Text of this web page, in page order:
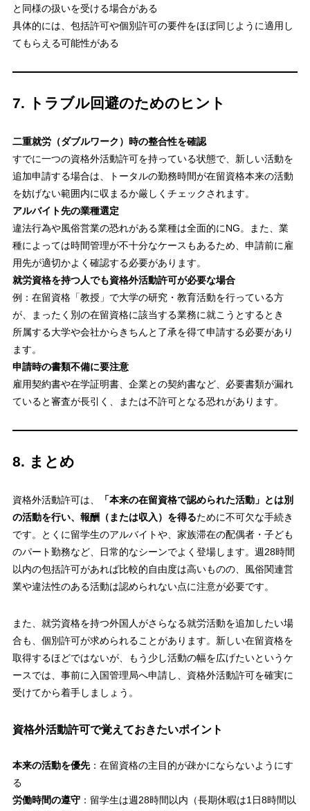
と同様の扱いを受ける場合がある
具体的には、包括許可や個別許可の要件をほぼ同じように適用し
てもらえる可能性がある
7. トラブル回避のためのヒント
二重就労（ダブルワーク）時の整合性を確認
すでに一つの資格外活動許可を持っている状態で、新しい活動を
追加申請する場合は、トータルの勤務時間が在留資格本来の活動
を妨げない範囲内に収まるか厳しくチェックされます。
アルバイト先の業種選定
違法行為や風俗営業の恐れがある業種は全面的にNG。また、業
種によっては時間管理が不十分なケースもあるため、申請前に雇
用先が適切かよく確認する必要があります。
就労資格を持つ人でも資格外活動許可が必要な場合
例：在留資格「教授」で大学の研究・教育活動を行っている方
が、まったく別の在留資格に該当する業務に就こうとするとき
所属する大学や会社からきちんと了承を得て申請する必要があり
ます。
申請時の書類不備に要注意
雇用契約書や在学証明書、企業との契約書など、必要書類が漏れ
ていると審査が長引く、または不許可となる恐れがあります。
8. まとめ
資格外活動許可は、
「本来の在留資格で認められた活動」とは別
の活動を行い、報酬（または収入）を得るために不可欠な手続き
です。とくに留学生のアルバイトや、家族滞在の配偶者・子ども
のパート勤務など、日常的なシーンでよく登場します。週28時間
以内の包括許可があれば比較的自由度は高いものの、風俗関連営
業や違法性のある活動は認められない点に注意が必要です。
また、就労資格を持つ外国人がさらなる就労活動を追加したい場
合も、個別許可が求められることがあります。新しい在留資格を
取得するほどではないが、もう少し活動の幅を広げたいというケ
ースでは、事前に入国管理局へ申請し、資格外活動許可を確実に
受けてから着手しましょう。
資格外活動許可で覚えておきたいポイント
本来の活動を優先：在留資格の主目的が疎かにならないようにす
る
労働時間の遵守：留学生は週28時間以内（長期休暇は1日8時間以